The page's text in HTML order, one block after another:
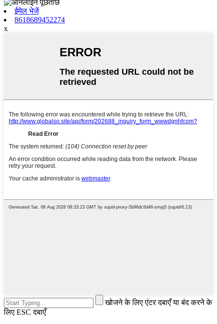
ईमेल भेजें
8618689452274
x
खोजने के लिए एंटर दबाएँ या बंद करने के
लिए ESC दबाएँ